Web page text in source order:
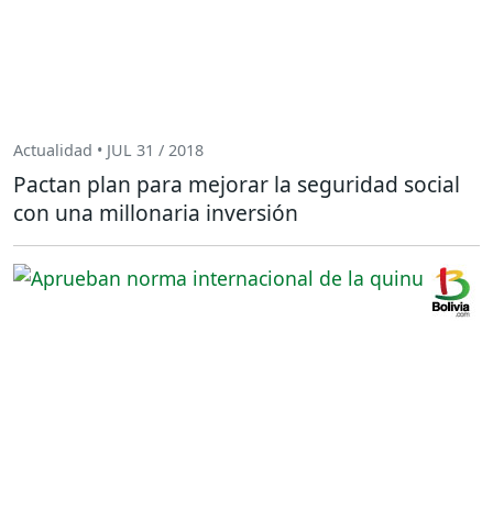
Actualidad • JUL 31 / 2018
Pactan plan para mejorar la seguridad social
con una millonaria inversión